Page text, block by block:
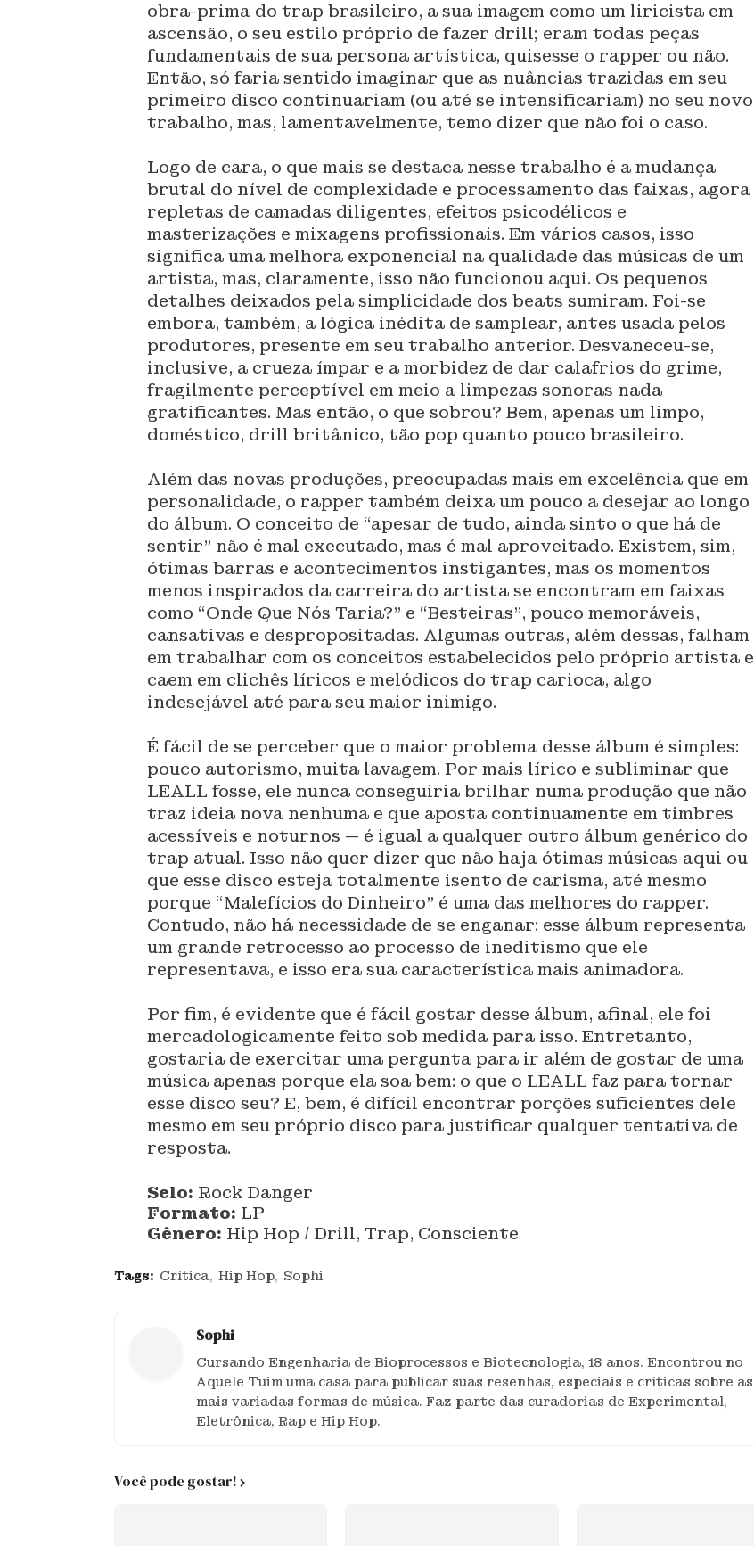
obra-prima do trap brasileiro, a sua imagem como um liricista em
ascensão, o seu estilo próprio de fazer drill; eram todas peças
fundamentais de sua persona artística, quisesse o rapper ou não.
Então, só faria sentido imaginar que as nuâncias trazidas em seu
primeiro disco continuariam (ou até se intensificariam) no seu novo
trabalho, mas, lamentavelmente, temo dizer que não foi o caso.
Logo de cara, o que mais se destaca nesse trabalho é a mudança
brutal do nível de complexidade e processamento das faixas, agora
repletas de camadas diligentes, efeitos psicodélicos e
masterizações e mixagens profissionais. Em vários casos, isso
significa uma melhora exponencial na qualidade das músicas de um
artista, mas, claramente, isso não funcionou aqui. Os pequenos
detalhes deixados pela simplicidade dos beats sumiram. Foi-se
embora, também, a lógica inédita de samplear, antes usada pelos
produtores, presente em seu trabalho anterior. Desvaneceu-se,
inclusive, a crueza ímpar e a morbidez de dar calafrios do grime,
fragilmente perceptível em meio a limpezas sonoras nada
gratificantes. Mas então, o que sobrou? Bem, apenas um limpo,
doméstico, drill britânico, tão pop quanto pouco brasileiro.
Além das novas produções, preocupadas mais em excelência que em
personalidade, o rapper também deixa um pouco a desejar ao longo
do álbum. O conceito de “apesar de tudo, ainda sinto o que há de
sentir” não é mal executado, mas é mal aproveitado. Existem, sim,
ótimas barras e acontecimentos instigantes, mas os momentos
menos inspirados da carreira do artista se encontram em faixas
como “Onde Que Nós Taria?” e “Besteiras”, pouco memoráveis,
cansativas e despropositadas. Algumas outras, além dessas, falham
em trabalhar com os conceitos estabelecidos pelo próprio artista e
caem em clichês líricos e melódicos do trap carioca, algo
indesejável até para seu maior inimigo.
É fácil de se perceber que o maior problema desse álbum é simples:
pouco autorismo, muita lavagem. Por mais lírico e subliminar que
LEALL fosse, ele nunca conseguiria brilhar numa produção que não
traz ideia nova nenhuma e que aposta continuamente em timbres
acessíveis e noturnos — é igual a qualquer outro álbum genérico do
trap atual. Isso não quer dizer que não haja ótimas músicas aqui ou
que esse disco esteja totalmente isento de carisma, até mesmo
porque “Malefícios do Dinheiro” é uma das melhores do rapper.
Contudo, não há necessidade de se enganar: esse álbum representa
um grande retrocesso ao processo de ineditismo que ele
representava, e isso era sua característica mais animadora.
Por fim, é evidente que é fácil gostar desse álbum, afinal, ele foi
mercadologicamente feito sob medida para isso. Entretanto,
gostaria de exercitar uma pergunta para ir além de gostar de uma
música apenas porque ela soa bem: o que o LEALL faz para tornar
esse disco seu? E, bem, é difícil encontrar porções suficientes dele
mesmo em seu próprio disco para justificar qualquer tentativa de
resposta.
Selo: Rock Danger
Formato: LP
Gênero: Hip Hop / Drill, Trap, Consciente
Tags: Crítica Hip Hop Sophi
Sophi
Cursando Engenharia de Bioprocessos e Biotecnologia, 18 anos. Encontrou no
Aquele Tuim uma casa para publicar suas resenhas, especiais e críticas sobre as
mais variadas formas de música. Faz parte das curadorias de Experimental,
Eletrônica, Rap e Hip Hop.
Você pode gostar!